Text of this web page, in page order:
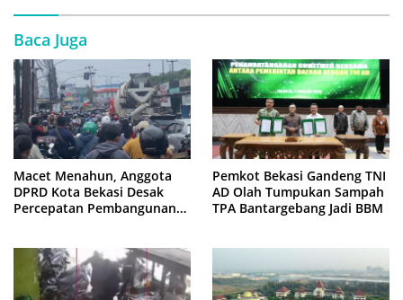
Baca Juga
Macet Menahun, Anggota
DPRD Kota Bekasi Desak
Percepatan Pembangunan
Pemkot Bekasi Gandeng TNI
AD Olah Tumpukan Sampah
TPA Bantargebang Jadi BBM